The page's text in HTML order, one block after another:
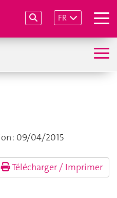
FR
: 09/04/2015
Télécharger / Imprimer